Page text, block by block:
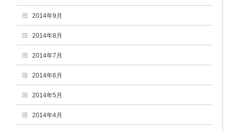
2014年9月
2014年8月
2014年7月
2014年6月
2014年5月
2014年4月